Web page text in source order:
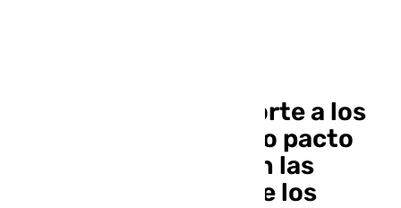
Gavira celebra el recorte a los
sindicatos en el nuevo pacto
PP-Vox: «Se acabaron las
mariscadas a costa de los